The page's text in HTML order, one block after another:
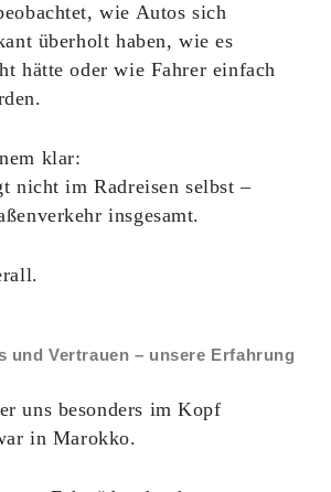
wie Autos sich
überholt haben, wie es
hätte oder wie Fahrer einfach
klar:
nicht im Radreisen selbst –
insgesamt.
und Vertrauen – unsere Erfahrung
uns besonders im Kopf
in Marokko.